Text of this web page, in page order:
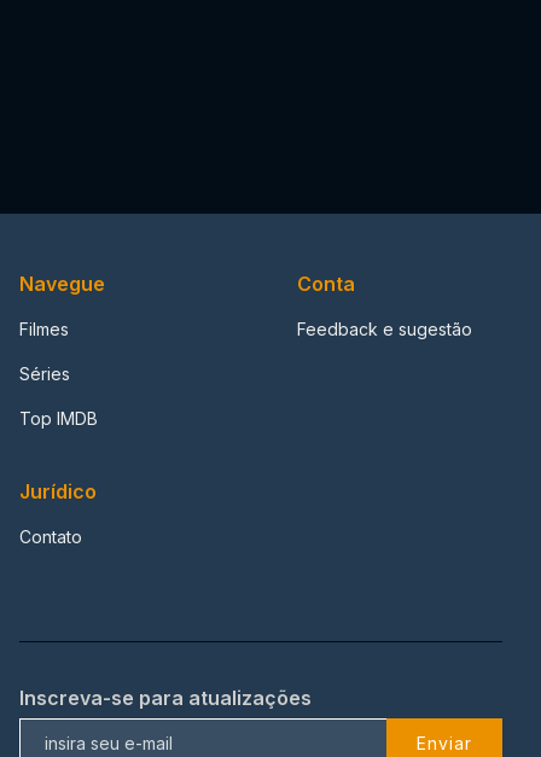
Navegue
Filmes
Séries
Top IMDB
Conta
Feedback e sugestão
Jurídico
Contato
Inscreva-se para atualizações
Enviar